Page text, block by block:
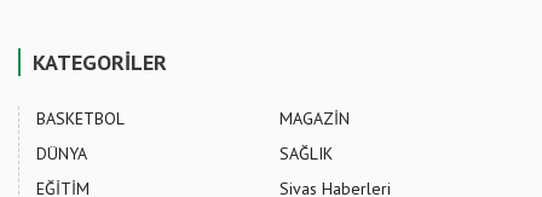
KATEGORİLER
BASKETBOL
DÜNYA
EĞİTİM
MAGAZİN
SAĞLIK
Sivas Haberleri